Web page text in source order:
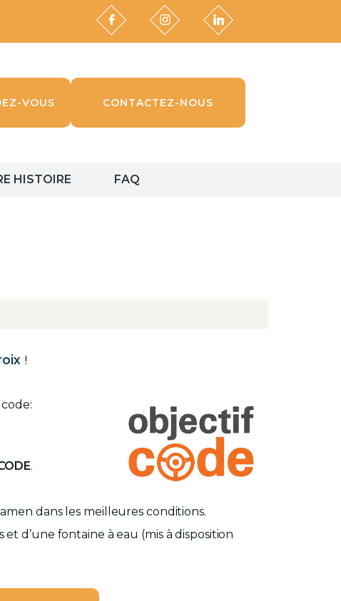
VOUS CONTACTEZ-NOUS
HISTOIRE FAQ
!
.
dans les meilleures conditions.
d’une fontaine à eau (mis à disposition